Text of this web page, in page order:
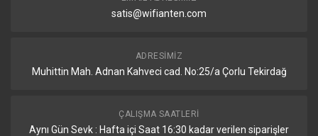
satis@wifianten.com
ADRESIMIZ
Muhittin Mah. Adnan Kahveci cad. No:25/a Çorlu Tekirdağ
ÇALIŞMA SAATLERI
Aynı Gün Sevk : Hafta içi Saat 16:30 kadar verilen siparişler